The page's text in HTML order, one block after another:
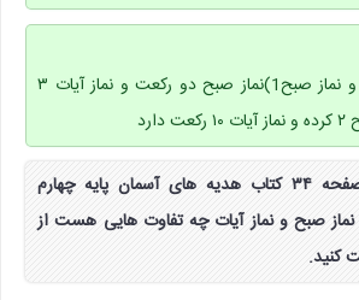
تفاوت های نماز آیات و نماز صبح1)نماز صبح دو رکعت و نماز آیات ۳
جواب ایستگاه فکر صفحه ۳۴ کتاب هدیه های آسمان پایه چهارم
نماز صبح و نماز آیات چه تفاوت هایی هست از
کنید.